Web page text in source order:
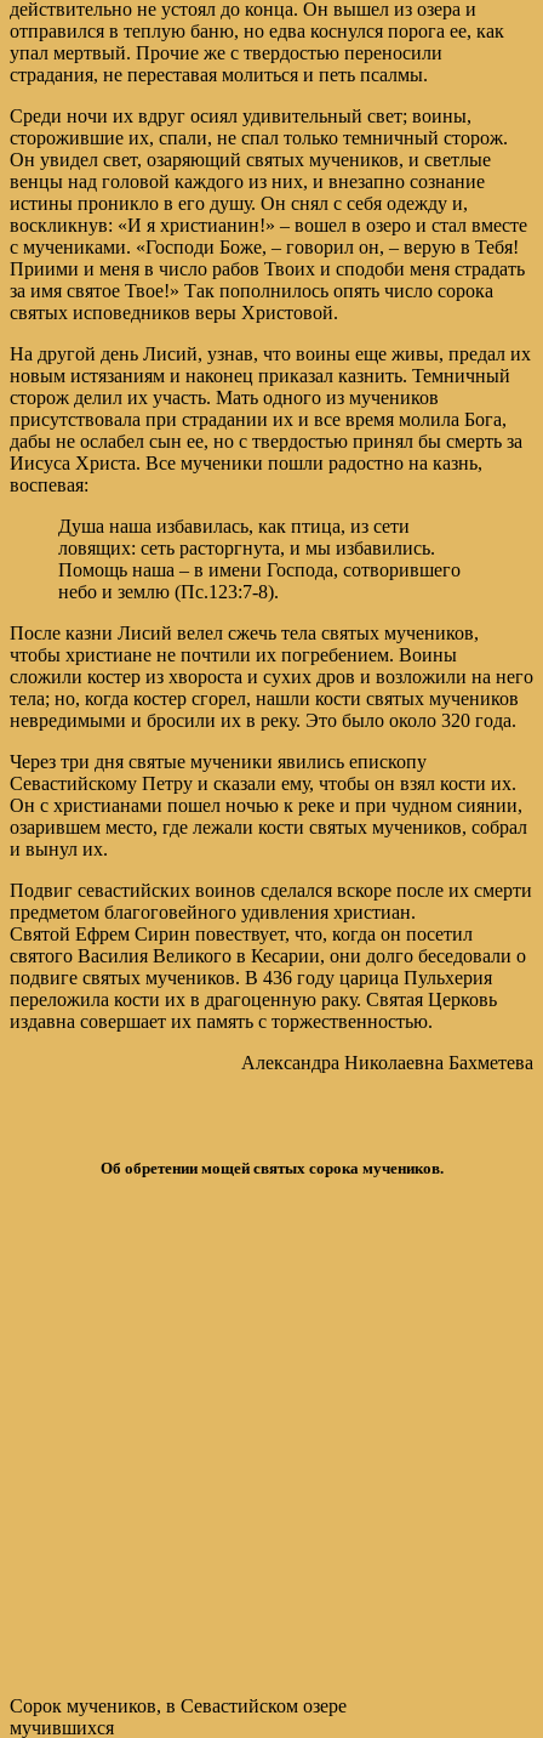
действительно не устоял до конца. Он вышел из озера и
отправился в теплую баню, но едва коснулся порога ее, как
упал мертвый. Прочие же с твердостью переносили
страдания, не переставая молиться и петь псалмы.
Среди ночи их вдруг осиял удивительный свет; воины,
сторожившие их, спали, не спал только темничный сторож.
Он увидел свет, озаряющий святых мучеников, и светлые
венцы над головой каждого из них, и внезапно сознание
истины проникло в его душу. Он снял с себя одежду и,
воскликнув: «И я христианин!» – вошел в озеро и стал вместе
с мучениками. «Господи Боже, – говорил он, – верую в Тебя!
Приими и меня в число рабов Твоих и сподоби меня страдать
за имя святое Твое!» Так пополнилось опять число сорока
святых исповедников веры Христовой.
На другой день Лисий, узнав, что воины еще живы, предал их
новым истязаниям и наконец приказал казнить. Темничный
сторож делил их участь. Мать одного из мучеников
присутствовала при страдании их и все время молила Бога,
дабы не ослабел сын ее, но с твердостью принял бы смерть за
Иисуса Христа. Все мученики пошли радостно на казнь,
воспевая:
Душа наша избавилась, как птица, из сети
ловящих: сеть расторгнута, и мы избавились.
Помощь наша – в имени Господа, сотворившего
небо и землю (Пс.123:7-8).
После казни Лисий велел сжечь тела святых мучеников,
чтобы христиане не почтили их погребением. Воины
сложили костер из хвороста и сухих дров и возложили на него
тела; но, когда костер сгорел, нашли кости святых мучеников
невредимыми и бросили их в реку. Это было около 320 года.
Через три дня святые мученики явились епископу
Севастийскому Петру и сказали ему, чтобы он взял кости их.
Он с христианами пошел ночью к реке и при чудном сиянии,
озарившем место, где лежали кости святых мучеников, собрал
и вынул их.
Подвиг севастийских воинов сделался вскоре после их смерти
предметом благоговейного удивления христиан.
Святой Ефрем Сирин повествует, что, когда он посетил
святого Василия Великого в Кесарии, они долго беседовали о
подвиге святых мучеников. В 436 году царица Пульхерия
переложила кости их в драгоценную раку. Святая Церковь
издавна совершает их память с торжественностью.
Александра Николаевна Бахметева
Об обретении мощей святых сорока мучеников.
Сорок мучеников, в Севастийском озере
мучившихся